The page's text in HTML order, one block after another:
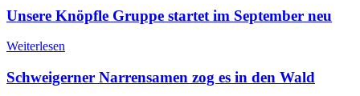
Unsere Knöpfle Gruppe startet im September neu
Weiterlesen
Schweigerner Narrensamen zog es in den Wald